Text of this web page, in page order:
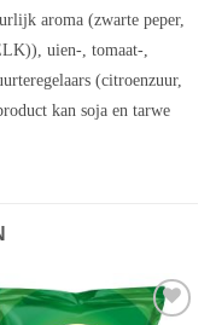
aroma (zwarte peper,
uien-, tomaat-,
(citroenzuur,
kan soja en tarwe